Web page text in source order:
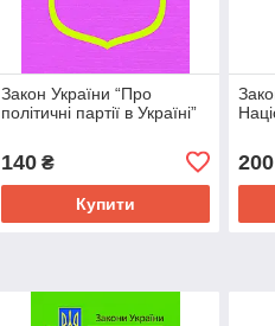
Закон України “Про
політичні партії в Україні”
140₴
Купити
200